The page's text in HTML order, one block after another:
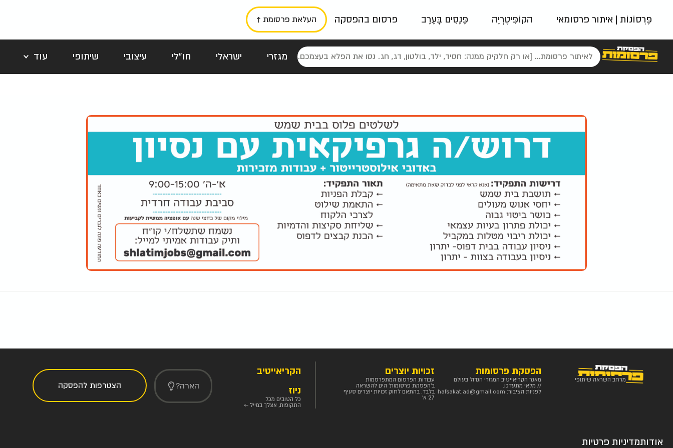
פֶּרְסוֹנוֹת | איתור פרסומאי הקוֹפִּיטֶרְיָה פָּנָסִים בָּעֶרֶב פרסום בהפסקה העלאת פרסומת ↑
מגזרי ישראלי חו"לי עיצובי שיתופי
עוד
פאשן
ניינטיז נוסטלגי כרזות טיפוגרפי
מרחב השראה שיתופי
הפסקת פרסומות
מאגר הקריאייטיב המגזרי הגדול בעולם
// מלאי מתעדכן.
לפניות הציבור: hafsakat.ad@gmail.com
זכויות יוצרים
עבודות הפרסום המתפרסמות
ב'הפסקת פרסומות' הינן להשראה
בלבד. בהתאם לחוק זכויות יוצרים סעיף
27 א'
הקריאייטיב
ניוז
כל הטובים מכל
התקופות, אצלך במייל ←
הארה? הצטרפות להפסקה
אודותמדיניות פרטיות